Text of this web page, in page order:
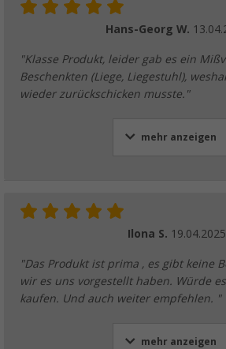
Hans-Georg W.
"Klasse Produkt, leider gab es ein
Beschenkten (Liege, Liegestuhl),
wieder zurückschicken musste."
mehr anzeigen
Ilona S. 19.04.2025
"Das Produkt ist prima , es gibt keine
wir es uns vorgestellt haben. Würde
kaufen. Und auch weiter empfehlen. "
mehr anzeigen